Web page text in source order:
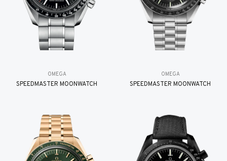
OMEGA
SPEEDMASTER MOONWATCH
OMEGA
SPEEDMASTER MOONWATCH